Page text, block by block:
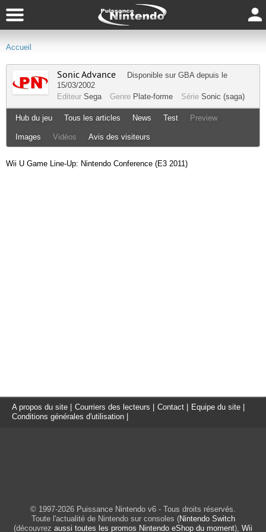
Accueil
Sonic Advance Disponible sur GBAdepuis le
15/03/2002
Editeur Sega Genre Plate-forme Série Sonic (saga)
Hub du jeu Tous les articles News Test Preview
Images Vidéos Avis des visiteurs
Wii U Game Line-Up: Nintendo Conference (E3 2011)
A propos du site Courriers des lecteurs Contact Equipe du site
Conditions générales d'utilisation
© 1997-2026 Puissance Nintendo v6 - Tous droits réservés.
Toute l'actualité de Nintendo sur consoles (Nintendo Switch
(découvrez aussi toutes les promos Nintendo eShop du moment), Wii